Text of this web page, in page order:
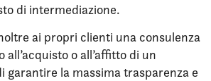
di intermediazione.
ai propri clienti una consulenza
o all’affitto di un
garantire la massima trasparenza e